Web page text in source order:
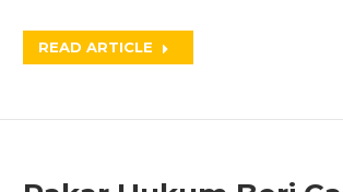
READ ARTICLE